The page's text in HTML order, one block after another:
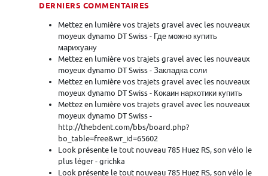
DERNIERS COMMENTAIRES
Mettez en lumière vos trajets gravel avec les nouveaux
moyeux dynamo DT Swiss - Где можно купить
марихуану
Mettez en lumière vos trajets gravel avec les nouveaux
moyeux dynamo DT Swiss - Закладка соли
Mettez en lumière vos trajets gravel avec les nouveaux
moyeux dynamo DT Swiss - Кокаин наркотики купить
Mettez en lumière vos trajets gravel avec les nouveaux
moyeux dynamo DT Swiss -
http://thebdent.com/bbs/board.php?
bo_table=free&wr_id=65602
Look présente le tout nouveau 785 Huez RS, son vélo le
plus léger - grichka
Look présente le tout nouveau 785 Huez RS, son vélo le